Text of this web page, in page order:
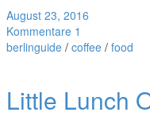
August 23, 2016
Kommentare 1
berlinguide / coffee / food
Little Lunch